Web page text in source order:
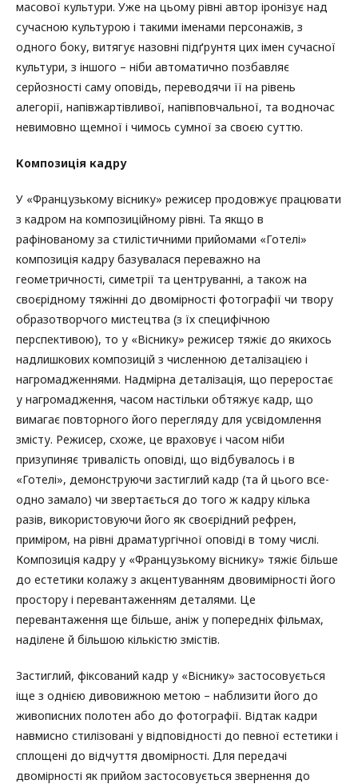
масової культури. Уже на цьому рівні автор іронізує над
сучасною культурою і такими іменами персонажів, з
одного боку, витягує назовні підґрунтя цих імен сучасної
культури, з іншого – ніби автоматично позбавляє
серйозності саму оповідь, переводячи її на рівень
алегорії, напівжартівливої, напівповчальної, та водночас
невимовно щемної і чимось сумної за своєю суттю.
Композиція кадру
У «Французькому віснику» режисер продовжує працювати
з кадром на композиційному рівні. Та якщо в
рафінованому за стилістичними прийомами «Готелі»
композиція кадру базувалася переважно на
геометричності, симетрії та центруванні, а також на
своєрідному тяжінні до двомірності фотографії чи твору
образотворчого мистецтва (з їх специфічною
перспективою), то у «Віснику» режисер тяжіє до якихось
надлишкових композицій з численною деталізацією і
нагромадженнями. Надмірна деталізація, що переростає
у нагромадження, часом настільки обтяжує кадр, що
вимагає повторного його перегляду для усвідомлення
змісту. Режисер, схоже, це враховує і часом ніби
призупиняє тривалість оповіді, що відбувалось і в
«Готелі», демонструючи застиглий кадр (та й цього все-
одно замало) чи звертається до того ж кадру кілька
разів, використовуючи його як своєрідний рефрен,
приміром, на рівні драматургічної оповіді в тому числі.
Композиція кадру у «Французькому віснику» тяжіє більше
до естетики колажу з акцентуванням двовимірності його
простору і перевантаженням деталями. Це
перевантаження ще більше, аніж у попередніх фільмах,
наділене й більшою кількістю змістів.
Застиглий, фіксований кадр у «Віснику» застосовується
іще з однією дивовижною метою – наблизити його до
живописних полотен або до фотографії. Відтак кадри
навмисно стилізовані у відповідності до певної естетики і
сплощені до відчуття двомірності. Для передачі
двомірності як прийом застосовується звернення до